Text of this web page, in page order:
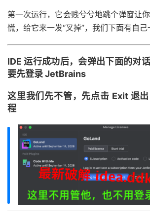
第一次运行，它会贱兮兮地跳个弹窗让
慌，给它来一发“叉掉”，我们下面有自己
IDE 运行成功后，会弹出下面的对
要先登录 JetBrains
这里我们先不管，先点击 Exit 退
程